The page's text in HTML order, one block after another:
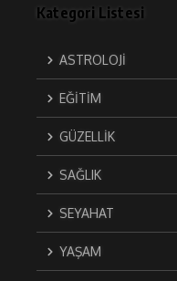
Kategori Listesi
ASTROLOJİ
EĞİTİM
GÜZELLİK
SAĞLIK
SEYAHAT
YAŞAM